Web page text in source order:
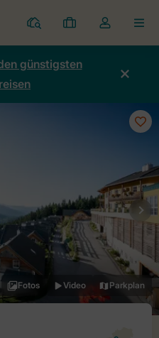
Ferienparks
Meine
Buchungen
Dropdown-
Menü
Kontos
günstigsten